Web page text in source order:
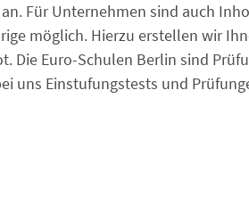
Für Unternehmen sind auch
möglich. Hierzu erstellen wir
Die Euro-Schulen Berlin sind
uns Einstufungstests und